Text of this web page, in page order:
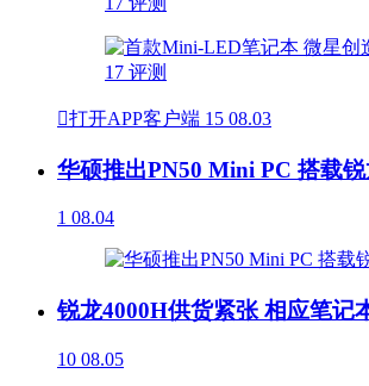
打开APP客户端 15 08.03
华硕推出PN50 Mini PC 搭载
1 08.04
锐龙4000H供货紧张 相应笔记
10 08.05